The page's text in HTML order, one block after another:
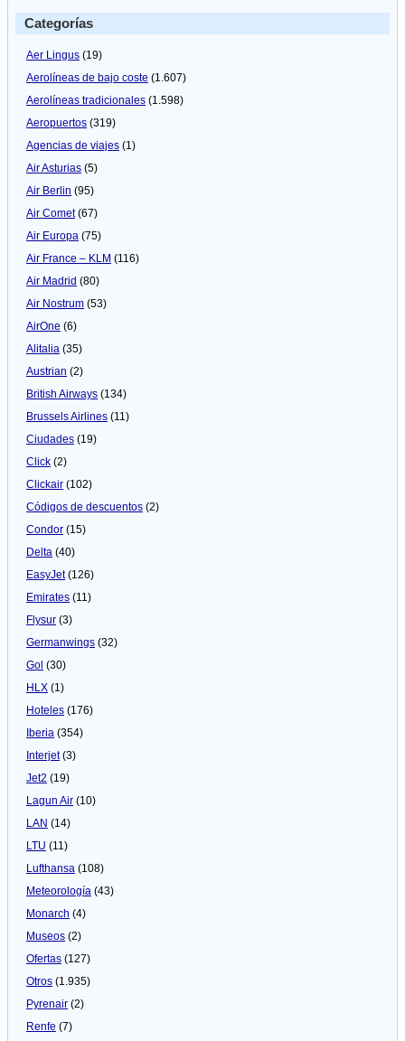
Categorías
Aer Lingus (19)
Aerolíneas de bajo coste (1.607)
Aerolíneas tradicionales (1.598)
Aeropuertos (319)
Agencias de viajes (1)
Air Asturias (5)
Air Berlin (95)
Air Comet(67)
Air Europa (75)
Air France – KLM (116)
Air Madrid (80)
Air Nostrum (53)
AirOne (6)
Alitalia (35)
Austrian (2)
British Airways (134)
Brussels Airlines (11)
Ciudades (19)
Click (2)
Clickair (102)
Códigos de descuentos (2)
Condor (15)
Delta (40)
EasyJet(126)
Emirates (11)
Flysur (3)
Germanwings (32)
Gol (30)
HLX (1)
Hoteles (176)
Iberia (354)
Interjet(3)
Jet2 (19)
Lagun Air (10)
LAN (14)
LTU (11)
Lufthansa (108)
Meteorologí­a (43)
Monarch (4)
Museos (2)
Ofertas (127)
Otros (1.935)
Pyrenair (2)
Renfe (7)